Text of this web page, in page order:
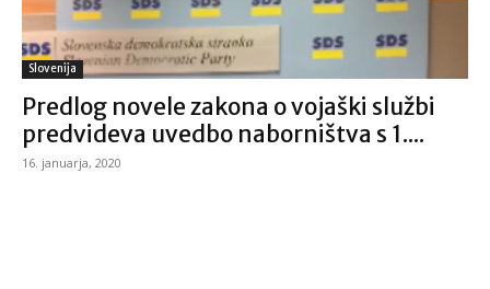
Slovenija
Predlog novele zakona o vojaški službi
predvideva uvedbo naborništva s 1....
16. januarja, 2020